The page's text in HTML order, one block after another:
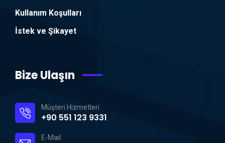
Kullanım Koşulları
İstek ve Şikayet
Bize Ulaşın
Müşteri Hizmetleri
+90 551 123 9331
E-Mail